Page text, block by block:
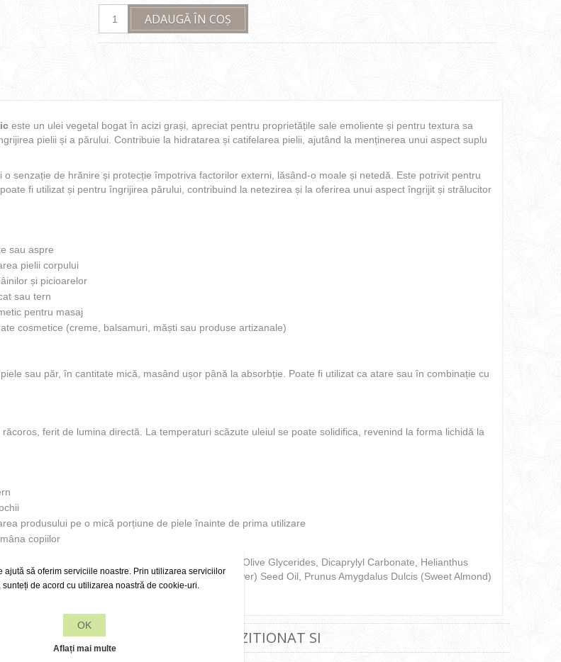
ADAUGĂ ÎN COȘ
este un ulei vegetal bogat în acizi grași, apreciat pentru proprietățile sale emoliente și pentru textura sa
pielii și a părului. Contribuie la hidratarea și catifelarea pielii, ajutând la menținerea unui aspect suplu
o senzație de hrănire și protecție împotriva factorilor externi, lăsând-o moale și netedă. Este potrivit pentru
fi utilizat și pentru îngrijirea părului, contribuind la netezirea și la oferirea unui aspect îngrijit și strălucitor
sau aspre
pielii corpului
și picioarelor
sau tern
pentru masaj
cosmetice (creme, balsamuri, măști sau produse artizanale)
sau păr, în cantitate mică, masând ușor până la absorbție. Poate fi utilizat ca atare sau în combinație cu
ferit de lumina directă. La temperaturi scăzute uleiul se poate solidifica, revenind la forma lichidă la
produsului pe o mică porțiune de piele înainte de prima utilizare
copiilor
Nucifera (Coconut) Oil, Caprylic/Capric Triglyceride, Olive Glycerides, Dicaprylyl Carbonate, Helianthus
Glyceryl Caprylate, Carthamus Tinctorius (Safflower) Seed Oil, Prunus Amygdalus Dulcis (Sweet Almond)
Acetate, Linoleic Acid
ACEST PRODUS AU MAI ACHIZITIONAT SI
ajută să oferim serviciile noastre. Prin utilizarea serviciilor
sunteți de acord cu utilizarea noastră de cookie-uri.
OK
Aflați mai multe